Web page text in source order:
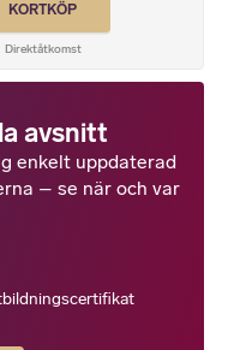
KORTKÖP
avsnitt
enkelt uppdaterad
– se när och var